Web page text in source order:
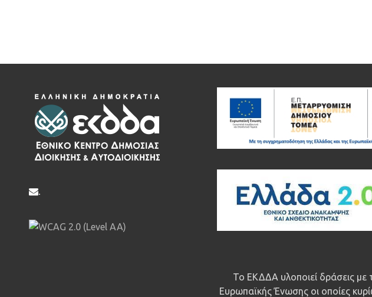
.
Το ΕΚΔΔΑ υλοποιεί δράσεις
Ευρωπαϊκής Ένωσης οι οποίες